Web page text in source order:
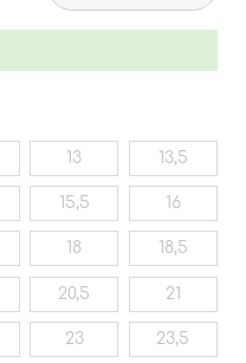
13 13,5
15,5 16
18 18,5
20,5 21
23 23,5